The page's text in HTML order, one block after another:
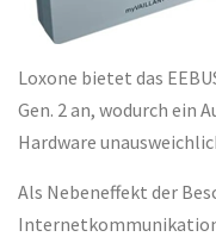
Loxone bietet das
Gen. 2 an, wodurch ein
Hardware
Als Nebeneffekt der